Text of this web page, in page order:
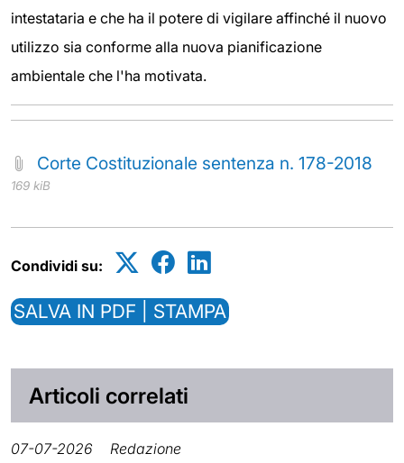
intestataria e che ha il potere di vigilare affinché il nuovo
utilizzo sia conforme alla nuova pianificazione
ambientale che l'ha motivata.
Corte Costituzionale sentenza n. 178-2018
169 kiB
Condividi su:
SALVA IN PDF | STAMPA
Articoli correlati
07-07-2026 Redazione